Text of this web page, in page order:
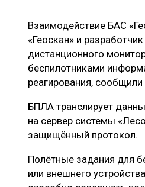
ЛОГИСТИКА
ЦБП
ЭКСПЕРТНОЕ МНЕНИЕ
Взаимодействие БАС
«Геоскан» и
дистанционного
беспилотниками
реагирования,
БПЛА транслирует
на сервер системы
защищённый протокол.
Полётные задания для
или внешнего